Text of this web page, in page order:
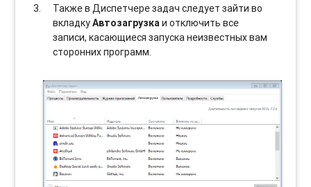
Также в Диспетчере задач следует зайти во
вкладкуАвтозагрузка и отключить все
записи, касающиеся запуска неизвестных вам
сторонних программ.